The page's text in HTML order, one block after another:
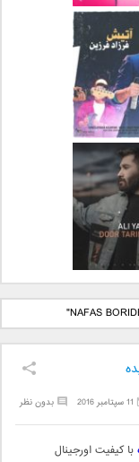
جدید علی
صورت
جدید فرزاد
آتیش
جدید علی
نزدیک
بدون نظر 11 سپتامبر 2016
با کیفیت اورجینال